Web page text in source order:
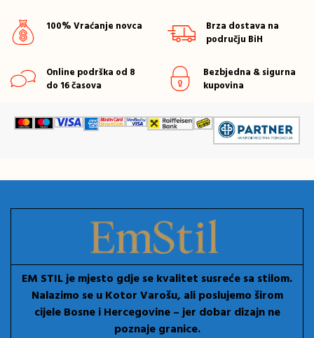
100% Vraćanje novca
Brza dostava na
području BiH
Online podrška od 8
do 16 časova
Bezbjedna & sigurna
kupovina
EM STIL je mjesto gdje se kvalitet susreće sa stilom.
Nalazimo se u Kotor Varošu, ali poslujemo širom
cijele Bosne i Hercegovine – jer dobar dizajn ne
poznaje granice.